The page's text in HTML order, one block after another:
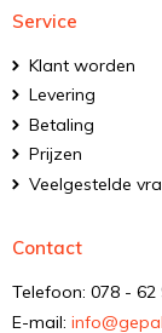
Service
Klant worden
Levering
Betaling
Prijzen
Veelgestelde
Contact
Telefoon: 078 - 62
E-mail: